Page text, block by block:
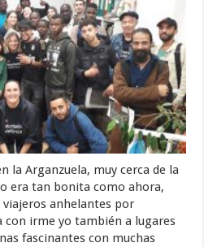
la Arganzuela, muy cerca de la
era tan bonita como ahora,
viajeros anhelantes por
con irme yo también a lugares
fascinantes con muchas